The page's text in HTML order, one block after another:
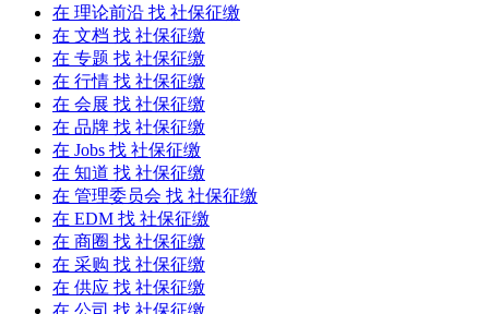
在 理论前沿 找 社保征缴
在 文档 找 社保征缴
在 专题 找 社保征缴
在 行情 找 社保征缴
在 会展 找 社保征缴
在 品牌 找 社保征缴
在 Jobs 找 社保征缴
在 知道 找 社保征缴
在 管理委员会 找 社保征缴
在 EDM 找 社保征缴
在 商圈 找 社保征缴
在 采购 找 社保征缴
在 供应 找 社保征缴
在 公司 找 社保征缴